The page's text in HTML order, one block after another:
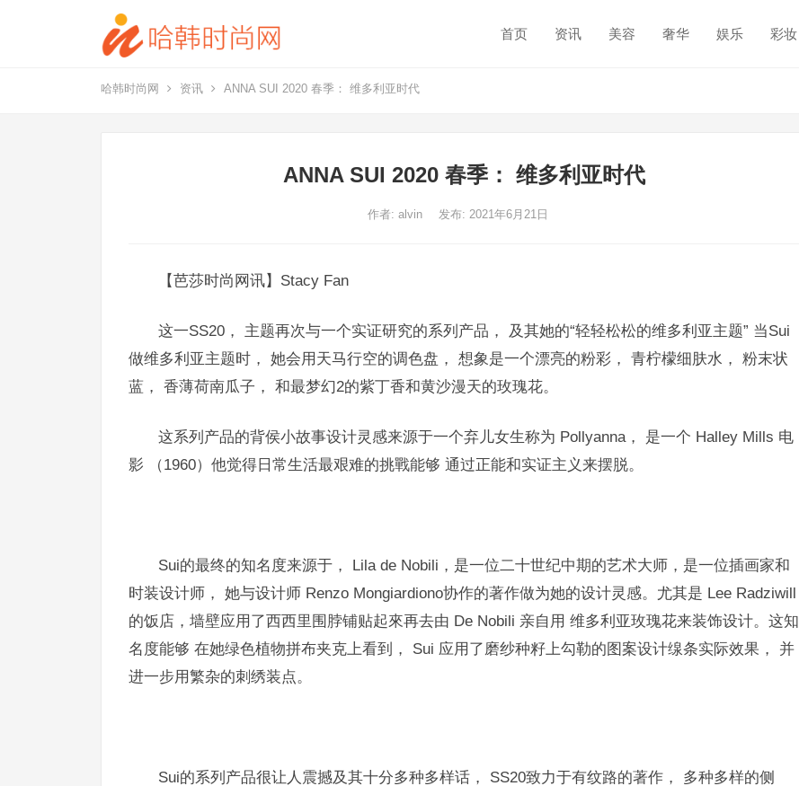
首页 资讯 美容 奢华 娱乐 彩妆
哈韩时尚网 资讯 ANNA SUI 2020 春季： 维多利亚时代
ANNA SUI 2020 春季： 维多利亚时代
作者: alvin 发布: 2021年6月21日
【芭莎时尚网讯】Stacy Fan
这一SS20， 主题再次与一个实证研究的系列产品， 及其她的“轻轻松松的维多利亚主题” 当Sui
做维多利亚主题时， 她会用天马行空的调色盘， 想象是一个漂亮的粉彩， 青柠檬细肤水， 粉末状
蓝， 香薄荷南瓜子， 和最梦幻2的紫丁香和黄沙漫天的玫瑰花。
这系列产品的背侯小故事设计灵感来源于一个弃儿女生称为 Pollyanna， 是一个 Halley Mills 电
影 （1960）他觉得日常生活最艰难的挑戰能够 通过正能和实证主义来摆脱。
Sui的最终的知名度来源于， Lila de Nobili，是一位二十世纪中期的艺术大师，是一位插画家和
时装设计师， 她与设计师 Renzo Mongiardiono协作的著作做为她的设计灵感。尤其是 Lee Radziwill
的饭店，墙壁应用了西西里围脖铺贴起來再去由 De Nobili 亲自用 维多利亚玫瑰花来装饰设计。这知
名度能够 在她绿色植物拼布夹克上看到， Sui 应用了磨纱种籽上勾勒的图案设计缐条实际效果， 并
进一步用繁杂的刺绣装点。
Sui的系列产品很让人震撼及其十分多种多样话， SS20致力于有纹路的著作， 多种多样的侧